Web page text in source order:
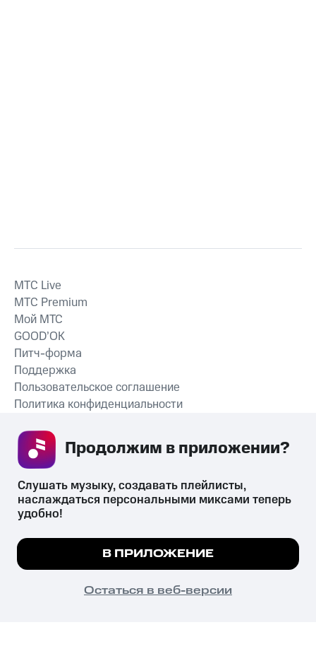
СКАЧАТЬ ПРИЛОЖЕНИЕ
MTС Live
MTС Premium
Мой МТС
GOOD’OK
Питч-форма
Поддержка
Пользовательское соглашение
Политика конфиденциальности
психотропных веществ, их аналогов причиняет вред здоровью,
их незаконный оборот запрещён и влечёт установленную
законодательством ответственность.
© 2026 ООО «КИОН».
Все права защищены
Мы используем куки, чтобы на сайте все
Подробнее
ПОНЯТНО
Слушать музыку, создавать плейлисты,
наслаждаться персональными миксами теперь
удобно!
В ПРИЛОЖЕНИЕ
Остаться в веб-версии